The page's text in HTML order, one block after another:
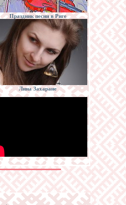
Праздник песни в Риге
Лина Захаране